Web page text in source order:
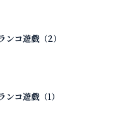
コ遊戯（2）
コ遊戯（1）